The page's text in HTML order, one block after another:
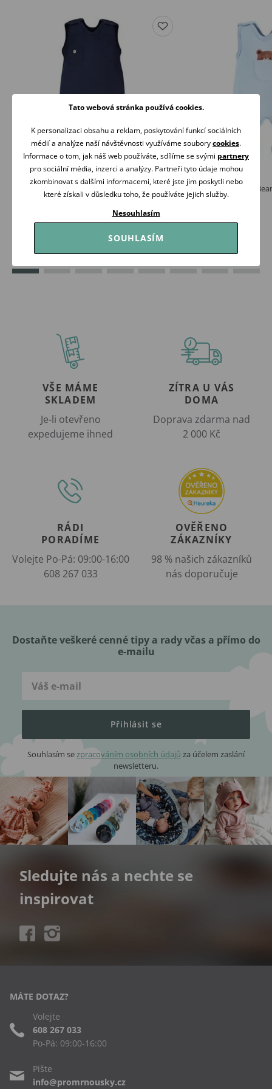
Eevi Dupačky Simply Comfy TMAVĚ MODRÉ Eevi Dupačky
229 Kč
VŠE MÁME
SKLADEM
Je-li otevřeno
expedujeme ihned
ZÍTRA U VÁS
DOMA
Doprava zdarma nad
2 000 Kč
RÁDI
PORADÍME
Volejte Po-Pá: 09:00-16:00
608 267 033
OVĚŘENO
ZÁKAZNÍKY
98 % našich zákazníků
nás doporučuje
Dostaňte veškeré cenné tipy a rady včas a přímo do
e-mailu
Přihlásit se
Souhlasím sezpracováním osobních údajů za účelem zaslání
newsletteru.
Sledujte nás a nechte se
inspirovat
MÁTE DOTAZ?
Volejte
608 267 033
Po-Pá: 09:00-16:00
Pište
info@promrnousky.cz
Tato webová stránka používá cookies.
K personalizaci obsahu a reklam, poskytování funkcí sociálních
médií a analýze naší návštěvnosti využíváme souborycookies.
Informace o tom, jak náš web používáte, sdílíme se svými partnery
pro sociální média, inzerci a analýzy. Partneři tyto údaje mohou
zkombinovat s dalšími informacemi, které jste jim poskytli nebo
které získali v důsledku toho, že používáte jejich služby.
Nesouhlasím
SOUHLASÍM